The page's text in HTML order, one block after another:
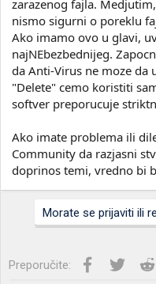
zarazenog fajla.
nismo sigurni o poreklu
Ako imamo ovo u glavi,
najNEbezbednijeg.
da Anti-Virus ne moze da
"Delete" cemo koristiti
softver preporucuje
Ako imate problema ili
Community da razjasni
doprinos temi, vredno bi
Morate se prijaviti ili
Preporučite: Facebook
Twitter